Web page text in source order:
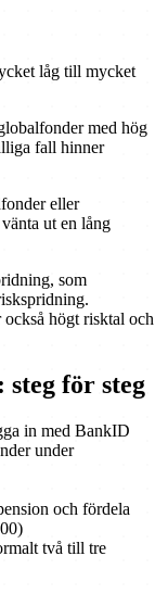
låg till mycket
med hög
fall hinner
eller
ut en lång
som
högt risktal och
för steg
in med BankID
under
och fördela
två till tre